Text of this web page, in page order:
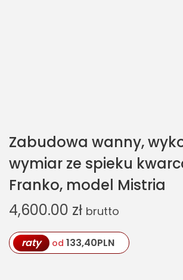
Zabudowa wanny,
wymiar ze spieku
Franko, model Mistria
4,600.00 zł brutto
raty od 133,40PLN